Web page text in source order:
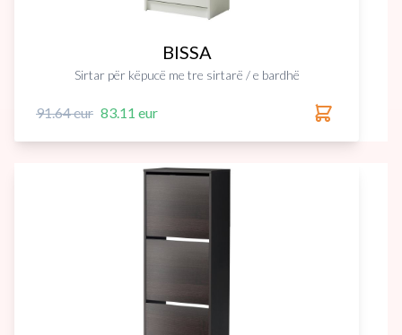
BISSA
Sirtar për këpucë me tre sirtarë / e bardhë
91.64 eur 83.11 eur